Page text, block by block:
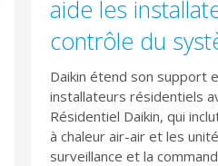
aide les
contrôle du
Daikin étend son support
installateurs résidentiels
Résidentiel Daikin, qui
à chaleur air-air et les
surveillance et la